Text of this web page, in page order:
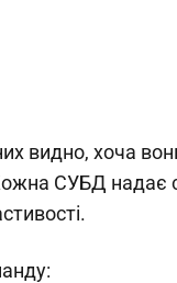
видно, хоча
СУБД надає